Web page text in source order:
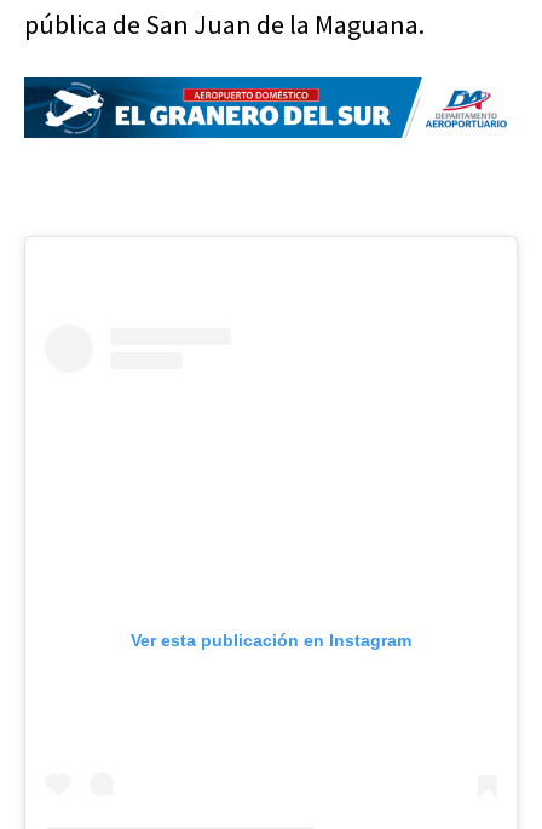
pública de San Juan de la Maguana.
Ver esta publicación en Instagram